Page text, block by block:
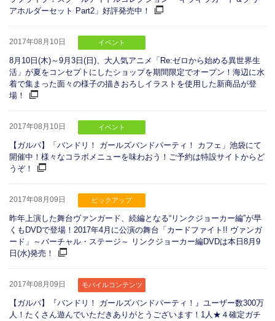
アホルダーセット Part2」好評発売中！
2017年08月10日 イベント
8月10日(木)～9月3日(日)、大人気アニメ「Re:ゼロから始める異世界生
活」が夏をコンセプトにしたショップを期間限定でオープン！海辺に水
着で集まった面々の様子の描きおろしイラストを使用した新商品が登
場！
2017年08月10日 イベント
【ガルパ】「バンドリ！ ガールズバンドパーティ！ カフェ」池袋にて
開催中！様々なコラボメニューを味わおう！ご予約は特設サイトからど
うぞ！
2017年08月09日 ピックアップ
昨年上演した舞台ヴァンガード、続編となる“リンクジョーカー編”が早
くもDVDで登場！2017年4月に公演の舞台「カードファイト!! ヴァンガ
ード」～バーチャル・ステージ～ リンクジョーカー編DVDは本日8月9
日(水)発売！
2017年08月09日 モバイルコンテンツ
【ガルパ】『バンドリ！ ガールズバンドパーティ！』ユーザー数300万
人！たくさん遊んでいただきありがとうございます！1人★４確定ガチ